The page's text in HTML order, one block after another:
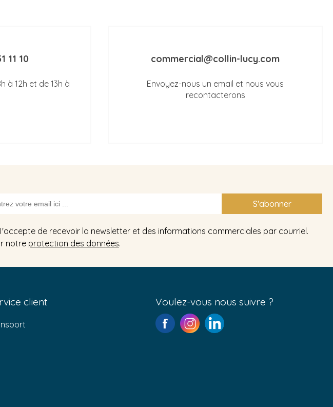
11 10
à 12h et de 13h à
commercial@collin-lucy.com
Envoyez-nous un email et nous vous
recontacterons
S'abonner
de recevoir la newsletter et des informations commerciales par courriel.
notre protection des données.
client Voulez-vous nous suivre ?